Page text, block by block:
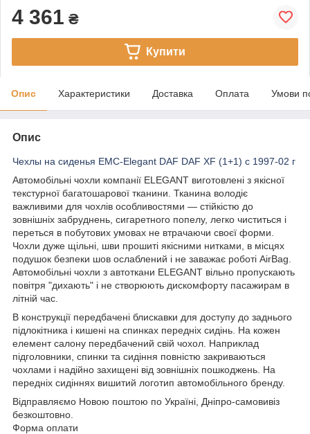
4 361 ₴
Купити
Опис Характеристики Доставка Оплата Умови
Опис
Чехлы на сиденья EMC-Elegant DAF DAF XF (1+1) c 1997-02 г
Автомобільні чохли компанії ELEGANT виготовлені з якісної
текстурної багатошарової тканини. Тканина володіє
важливими для чохлів особливостями — стійкістю до
зовнішніх забруднень, сигаретного попелу, легко чиститься і
переться в побутових умовах не втрачаючи своєї форми.
Чохли дуже щільні, шви прошиті якісними нитками, в місцях
подушок безпеки шов ослаблений і не заважає роботі AirBag.
Автомобільні чохли з автоткани ELEGANT вільно пропускають
повітря "дихають" і не створюють дискомфорту пасажирам в
літній час.
В конструкції передбачені блискавки для доступу до заднього
підлокітника і кишені на спинках передніх сидінь. На кожен
елемент салону передбачений свій чохол. Наприклад
підголовники, спинки та сидіння повністю закриваються
чохлами і надійно захищені від зовнішніх пошкоджень. На
передніх сидіннях вишитий логотип автомобільного бренду.
Відправляємо Новою поштою по Україні, Дніпро-самовивіз
безкоштовно.
Форма оплати